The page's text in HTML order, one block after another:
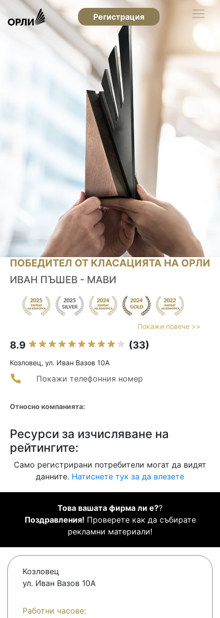
Регистрация
ПОБЕДИТЕЛ ОТ КЛАСАЦИЯТА НА ОРЛИ
ИВАН ПЪШЕВ - МАВИ
Покажи повече >>
8.9 (33)
Козловец, ул. Иван Вазов 10А
Покажи телефонния номер
Относно компанията:
Ресурси за изчисляване на
рейтингите:
Само регистрирани потребители могат да видят
данните. Натиснете тук за да влезете
Това вашата фирма ли е??
Поздравления! Проверете как да събирате
рекламни материали!
Козловец
ул. Иван Вазов 10А
Работни часове: